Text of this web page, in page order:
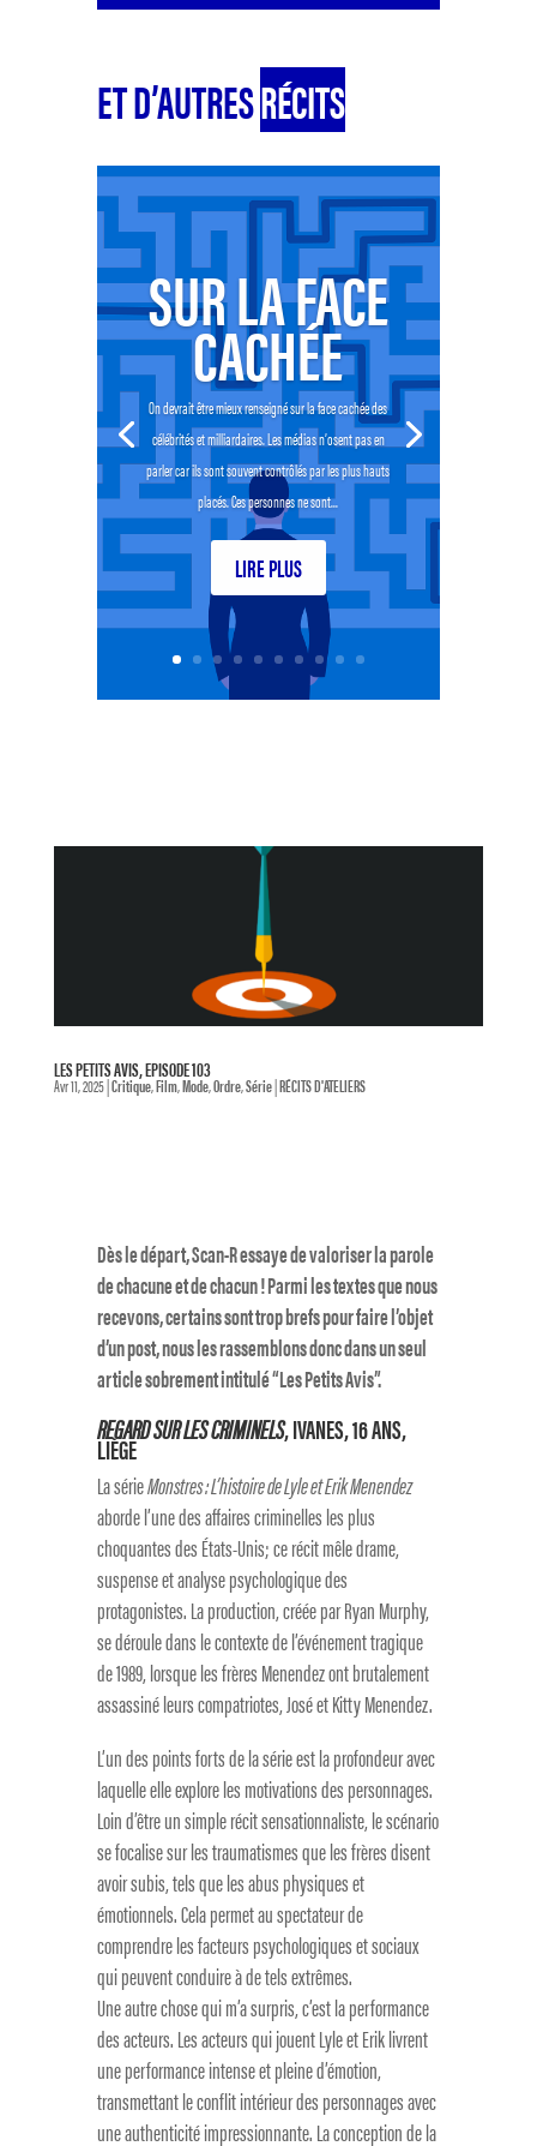
ET D’AUTRESRÉCITS
SUR LA FACE
CACHÉE
On devrait être mieux renseigné sur la face cachée des
célébrités et milliardaires. Les médias n’osent pas en
parler car ils sont souvent contrôlés par les plus hauts
placés. Ces personnes ne sont...
LIRE PLUS
LES PETITS AVIS, EPISODE 103
Avr 11, 2025|Critique,Film,Mode,Ordre,Série|RÉCITS D'ATELIERS
Dès le départ, Scan-R essaye de valoriser la parole
de chacune et de chacun ! Parmi les textes que nous
recevons, certains sont trop brefs pour faire l’objet
d’un post, nous les rassemblons donc dans un seul
article sobrement intitulé “Les Petits Avis”.
REGARD SUR LES CRIMINELS, IVANES, 16 ANS,
LIÈGE
La sérieMonstres : L’histoire de Lyle et Erik Menendez
aborde l’une des affaires criminelles les plus
choquantes des États-Unis; ce récit mêle drame,
suspense et analyse psychologique des
protagonistes. La production, créée par Ryan Murphy,
se déroule dans le contexte de l’événement tragique
de 1989, lorsque les frères Menendez ont brutalement
assassiné leurs compatriotes, José et Kitty Menendez.
L’un des points forts de la série est la profondeur avec
laquelle elle explore les motivations des personnages.
Loin d’être un simple récit sensationnaliste, le scénario
se focalise sur les traumatismes que les frères disent
avoir subis, tels que les abus physiques et
émotionnels. Cela permet au spectateur de
comprendre les facteurs psychologiques et sociaux
qui peuvent conduire à de tels extrêmes.
Une autre chose qui m’a surpris, c’est la performance
des acteurs. Les acteurs qui jouent Lyle et Erik livrent
une performance intense et pleine d’émotion,
transmettant le conflit intérieur des personnages avec
une authenticité impressionnante. La conception de la